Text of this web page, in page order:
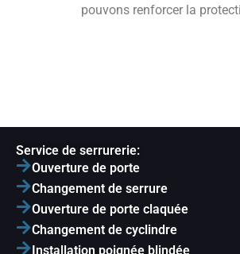
pouvons renforcer la
Service de serrurerie:
Ouverture de porte
Changement de serrure
Ouverture de porte claquée
Changement de cyclindre
Installation poignée blindée